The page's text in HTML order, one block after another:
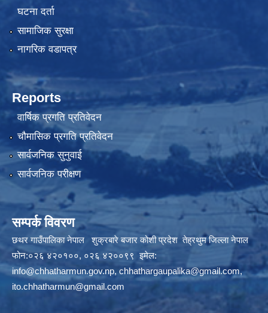
घटना दर्ता
सामाजिक सुरक्षा
नागरिक वडापत्र
Reports
वार्षिक प्रगति प्रतिवेदन
चौमासिक प्रगति प्रतिवेदन
सार्वजनिक सुनुवाई
सार्वजनिक परीक्षण
सम्पर्क विवरण
छथर गाउँपालिका नेपाल शुक्रबारे बजार कोशी प्रदेश तेह्रथुम जिल्ला नेपाल
फोन:०२६ ४२०१००, ०२६ ४२००९९ इमेल:
info@chhatharmun.gov.np, chhathargaupalika@gmail.com,
ito.chhatharmun@gmail.com